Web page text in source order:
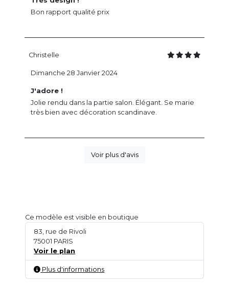
Bon rapport qualité prix
Christelle
J'adore !
Jolie rendu dans la partie salon. Élégant. Se marie
très bien avec décoration scandinave.
Dimanche 28 Janvier 2024
Voir plus d'avis
Ce modèle est visible en boutique
83, rue de Rivoli
75001 PARIS
Voir le plan
Plus d'informations